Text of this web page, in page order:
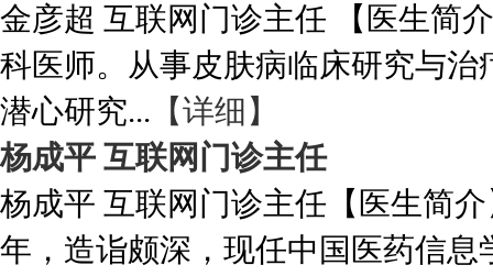
金彦超 互联网门诊主任 【医生简
科医师。从事皮肤病临床研究与
潜心研究... 【详细】
杨成平 互联网门诊主任
杨成平 互联网门诊主任【医生简
年，造诣颇深，现任中国医药信